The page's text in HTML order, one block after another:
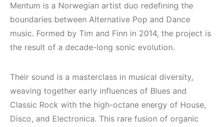
/ Alaçatı
Müzik
2023 –
HEMEN İNCELE
Bodrum / Çeşme
Alaçatı / Akyaka /
Kuşadası /
Elektronik Müzik
Etkinlikleri 2023
(Downtempo,
House, Techno)
Mentum is a Norwegian artist duo redefining the
boundaries between Alternative Pop and Dance
music. Formed by Tim and Finn in 2014, the project is
the result of a decade-long sonic evolution.
Their sound is a masterclass in musical diversity,
weaving together early influences of Blues and
Classic Rock with the high-octane energy of House,
Disco, and Electronica. This rare fusion of organic